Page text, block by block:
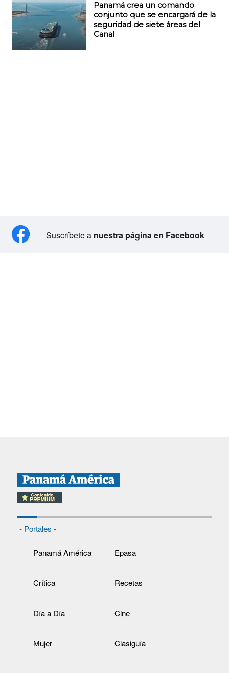
Panamá crea un comando
conjunto que se encargará de la
seguridad de siete áreas del
Canal
Suscríbete a nuestra página en Facebook
- Portales -
Panamá América Epasa
Crítica Recetas
Día a Día Cine
Mujer Clasiguía